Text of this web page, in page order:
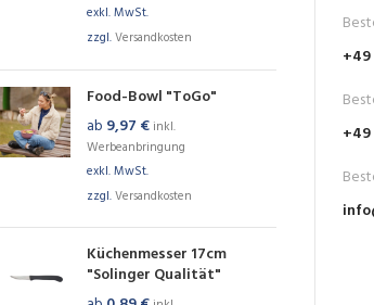
exkl. MwSt.
zzgl.Versandkosten
Food-Bowl "ToGo"
ab 9,97 € inkl.
Werbeanbringung
exkl. MwSt.
zzgl.Versandkosten
Küchenmesser 17cm
"Solinger Qualität"
+49
+49